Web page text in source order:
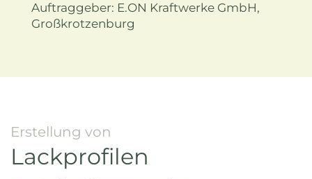
Auftraggeber: E.ON Kraftwerke GmbH,
Großkrotzenburg
Erstellung von
Lackprofilen